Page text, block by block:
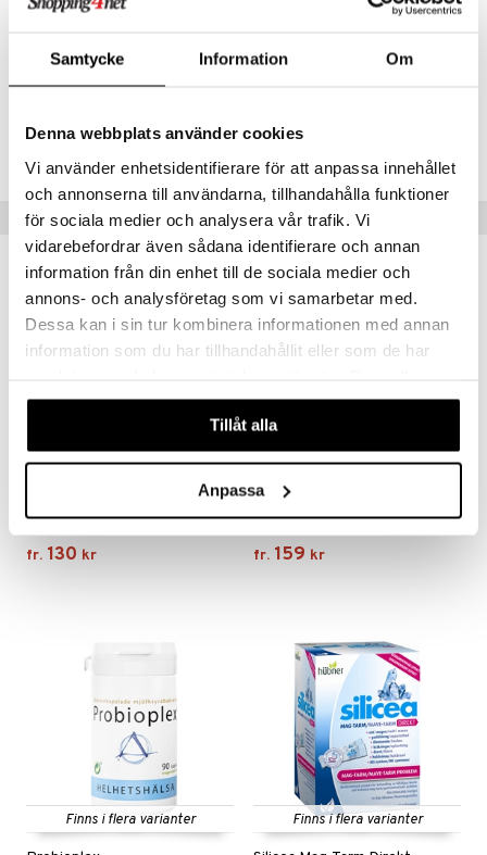
Samtycke Information Om
Denna webbplats använder cookies
Vi använder enhetsidentifierare för att anpassa innehållet
och annonserna till användarna, tillhandahålla funktioner
för sociala medier och analysera vår trafik. Vi
vidarebefordrar även sådana identifierare och annan
information från din enhet till de sociala medier och
annons- och analysföretag som vi samarbetar med.
Dessa kan i sin tur kombinera informationen med annan
information som du har tillhandahållit eller som de har
våra cookies vid fortsatt användande av vår webbplats.
Tillåt alla
Anpassa
Inulin
*DRI = Dagligt referensintag
**DRI ej fastställt
Artikelnr
Populära produkter
Finns i flera varianter
SILICEA
fr. 130 kr
Finns i flera varianter
Probi Original
fr. 159 kr
Finns i flera varianter Finns i flera varianter